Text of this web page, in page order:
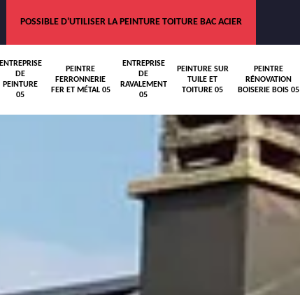
POSSIBLE D'UTILISER LA PEINTURE TOITURE BAC ACIER
ENTREPRISE
DE
PEINTURE
05
PEINTRE
FERRONNERIE
FER ET MÉTAL 05
ENTREPRISE
DE
RAVALEMENT
05
PEINTURE SUR
TUILE ET
TOITURE 05
PEINTRE
RÉNOVATION
BOISERIE BOIS 05